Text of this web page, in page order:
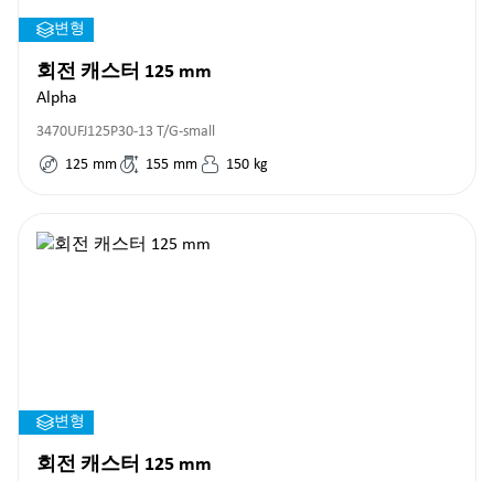
변형
회전 캐스터 125 mm
Alpha
3470UFJ125P30-13 T/G-small
125 mm 155 mm 150 kg
변형
회전 캐스터 125 mm